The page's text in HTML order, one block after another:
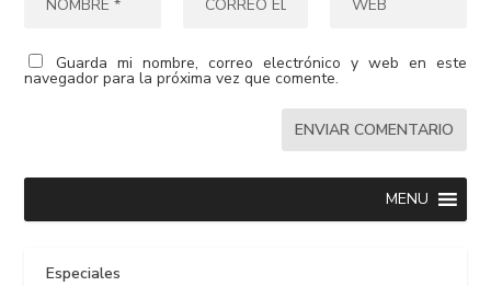
Guarda mi nombre, correo electrónico y web en este
navegador para la próxima vez que comente.
MENU
Especiales